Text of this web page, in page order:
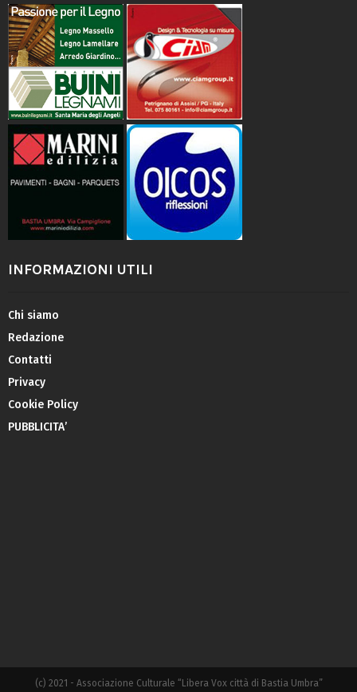
INFORMAZIONI UTILI
Chi siamo
Redazione
Contatti
Privacy
Cookie Policy
PUBBLICITA’
(c) 2021 - Associazione Culturale “Libera Vox città di Bastia Umbra”